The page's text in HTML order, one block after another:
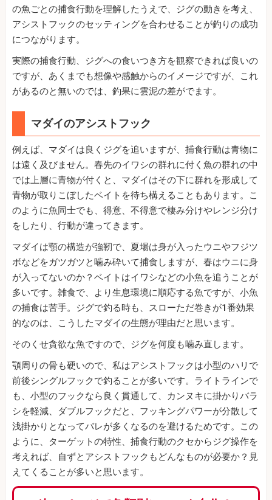
の魚ごとの捕食行動を理解したうえで、ジグの動きを考え、
アシストフックのセッティングを合わせることが釣りの成功
につながります。
実際の捕食行動、ジグへの食いつき方を観察できれば良いの
ですが、あくまでも想像や感触からのイメージですが、これ
があるのと無いのでは、釣果に雲泥の差がでます。
マダイのアシストフック
例えば、マダイは良くジグを追いますが、捕食行動は青物に
は遠く及びません。春先のイワシの群れに付く魚の群れの中
では上層に青物が付くと、マダイはその下に群れを形成して
青物が取りこぼしたベイトを待ち構えることもあります。こ
のように魚同士でも、得意、不得意で棲み分けやレンジ分け
をしたり、行動が違ってきます。
マダイは顎の構造が強靭で、夏場は身が入ったウニやフジツ
ボなどをガツガツと噛み砕いて捕食しますが、春はウニに身
が入ってないのか？ベイトはイワシなどの小魚を追うことが
多いです。雑食で、より生息環境に順応する魚ですが、小魚
の捕食は苦手。ジグで釣る時も、スローただ巻きが1番効果
的なのは、こうしたマダイの生態が理由だと思います。
そのくせ貪欲な魚ですので、ジグを何度も噛み直します。
顎周りの骨も硬いので、私はアシストフックは小型のハリで
前後シングルフックで釣ることが多いです。ライトラインで
も、小型のフックなら良く貫通して、カンヌキに掛かりバラ
シを軽減、ダブルフックだと、フッキングパワーが分散して
浅掛かりとなってバレが多くなるのを避けるためです。この
ように、ターゲットの特性、捕食行動のクセからジグ操作を
考えれば、自ずとアシストフックもどんなものが必要か？見
えてくることが多いと思います。